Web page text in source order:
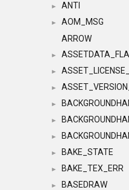
► ANTI
►
AOM_MSG
ARROW
►
►
►
►
►
►
► BAKE_STATE
► BAKE_TEX_ERR
► BASEDRAW